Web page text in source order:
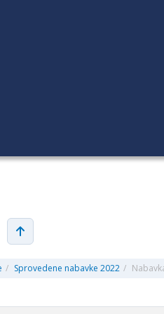
/ Sprovedene nabavke 2022 /